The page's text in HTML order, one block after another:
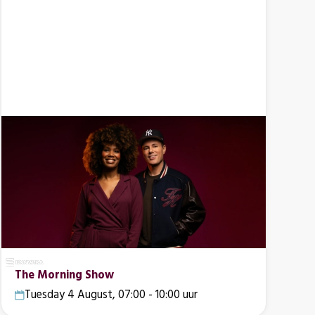
The Morning Show
Tuesday 4 August, 07:00 - 10:00 uur